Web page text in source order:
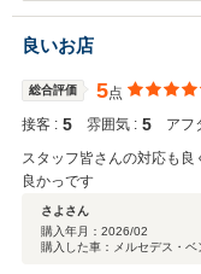
しく存じます。 何かご
下さいませ。 素敵なメ
良いお店
総合評価 5点
接客 : 5 雰囲気 : 5 アフ
スタッフ皆さんの対応も良
良かっです
さよさん
購入年月： 2026/02
購入した車：メルセデス・